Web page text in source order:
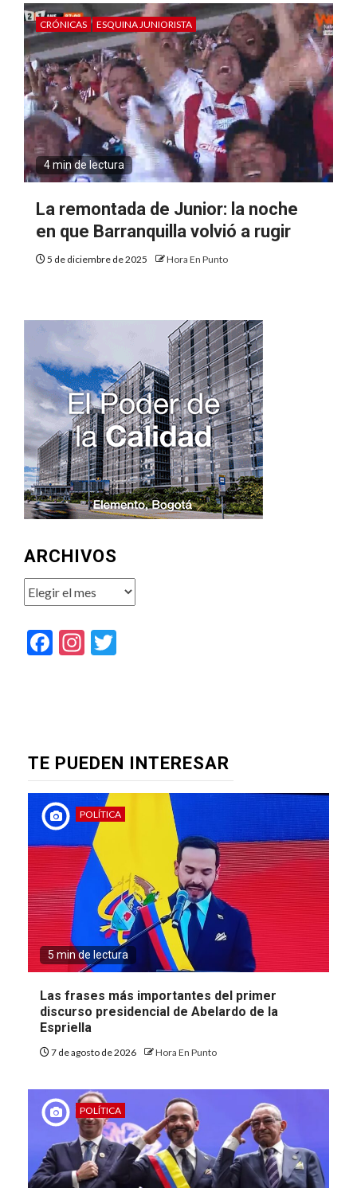
CRÓNICAS ESQUINA JUNIORISTA
4 min de lectura
La remontada de Junior: la noche
en que Barranquilla volvió a rugir
5 de diciembre de 2025 Hora En Punto
ARCHIVOS
Archivos
Facebook
Instagram
TE PUEDEN INTERESAR
POLÍTICA
5 min de lectura
Las frases más importantes del primer
discurso presidencial de Abelardo de la
Espriella
7 de agosto de 2026 Hora En Punto
POLÍTICA